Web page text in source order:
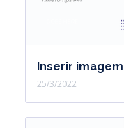
Inserir
25/3/2022